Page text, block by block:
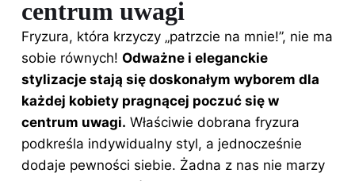
centrum uwagi
Fryzura, która krzyczy „patrzcie na mnie!”, nie ma
sobie równych! Odważne i eleganckie
stylizacje stają się doskonałym wyborem dla
każdej kobiety pragnącej poczuć się w
centrum uwagi. Właściwie dobrana fryzura
podkreśla indywidualny styl, a jednocześnie
dodaje pewności siebie. Żadna z nas nie marzy